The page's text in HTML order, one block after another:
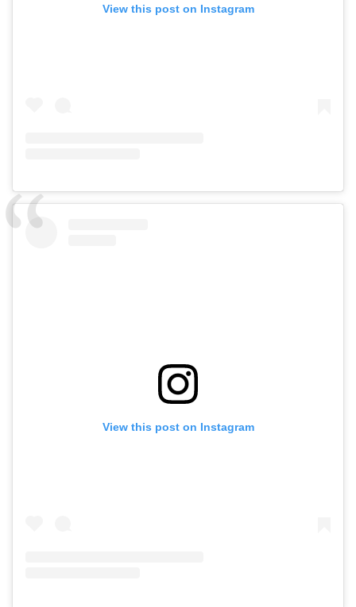
View this post on Instagram
View this post on Instagram